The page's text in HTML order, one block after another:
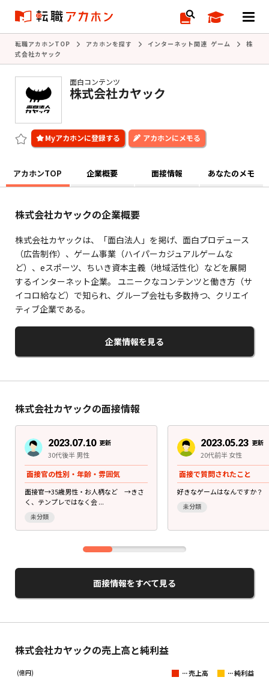
転職アカホンTOP アカホンを探す インターネット関連 ゲーム
株
式会社カヤック
面白コンテンツ
株式会社カヤック
アカホンにメモる
アカホンTOP 企業概要 面接情報 あなたのメモ
株式会社カヤックの企業概要
株式会社カヤックは、「面白法人」を掲げ、面白プロデュース
（広告制作）、ゲーム事業（ハイパーカジュアルゲームな
ど）、eスポーツ、ちいき資本主義（地域活性化）などを展開
するインターネット企業。 ユニークなコンテンツと働き方（サ
イコロ給など）で知られ、グループ会社も多数持つ、クリエイ
ティブ企業である。
企業情報を見る
株式会社カヤックの面接情報
2023.07.10 更新
30代後半 男性
面接官の性別・年齢・雰囲気
面接官→35歳男性・お人柄など →きさ
く、テンプレではなく会 ...
未分類
2023.05.23 更新
20代前半 女性
面接で質問されたこと
好きなゲームはなんですか？
未分類
面接情報をすべて見る
株式会社カヤックの売上高と純利益
(億円) ...売上高 ...純利益